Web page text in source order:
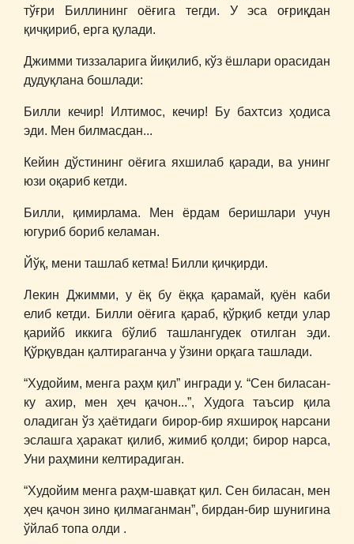
тўғри Биллининг оёғига тегди. У эса оғриқдан
қичқириб, ерга қулади.
Джимми тиззаларига йиқилиб, кўз ёшлари орасидан
дудуқлана бошлади:
Билли кечир! Илтимос, кечир! Бу бахтсиз ҳодиса
эди. Мен билмасдан...
Кейин дўстининг оёғига яхшилаб қаради, ва унинг
юзи оқариб кетди.
Билли, қимирлама. Мен ёрдам беришлари учун
югуриб бориб келаман.
Йўқ, мени ташлаб кетма! Билли қичқирди.
Лекин Джимми, у ёқ бу ёққа қарамай, қуён каби
елиб кетди. Билли оёғига қараб, қўрқиб кетди улар
қарийб иккига бўлиб ташлангудек отилган эди.
Қўрқувдан қалтираганча у ўзини орқага ташлади.
“Худойим, менга раҳм қил” ингради у. “Сен биласан-
ку ахир, мен ҳеч қачон...”, Худога таъсир қила
оладиган ўз ҳаётидаги бирор-бир яхшироқ нарсани
эслашга ҳаракат қилиб, жимиб қолди; бирор нарса,
Уни раҳмини келтирадиган.
“Худойим менга раҳм-шавқат қил. Сен биласан, мен
ҳеч қачон зино қилмаганман”, бирдан-бир шунигина
ўйлаб топа олди .